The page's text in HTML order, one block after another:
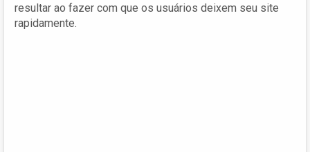
resultar ao fazer com que os usuários deixem seu site
rapidamente.